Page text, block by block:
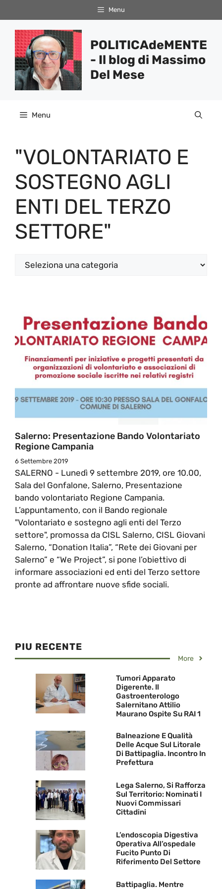
al
contenuto
Menu
POLITICAdeMENTE
- Il blog di Massimo
Del Mese
Menu
"VOLONTARIATO E
SOSTEGNO AGLI
ENTI DEL TERZO
SETTORE"
Categorie
Salerno: Presentazione Bando Volontariato
Regione Campania
6 Settembre 2019
SALERNO - Lunedì 9 settembre 2019, ore 10.00,
Sala del Gonfalone, Salerno, Presentazione
bando volontariato Regione Campania.
L’appuntamento, con il Bando regionale
"Volontariato e sostegno agli enti del Terzo
settore", promossa da CISL Salerno, CISL Giovani
Salerno, “Donation Italia”, “Rete dei Giovani per
Salerno” e “We Project”, si pone l’obiettivo di
informare associazioni ed enti del Terzo settore
pronte ad affrontare nuove sfide sociali.
PIU RECENTE
More
Tumori Apparato
Digerente. Il
Gastroenterologo
Salernitano Attilio
Maurano Ospite Su RAI 1
Balneazione E Qualità
Delle Acque Sul Litorale
Di Battipaglia. Incontro In
Prefettura
Lega Salerno, Si Rafforza
Sul Territorio: Nominati I
Nuovi Commissari
Cittadini
L’endoscopia Digestiva
Operativa All’ospedale
Fucito Punto Di
Riferimento Del Settore
Battipaglia. Mentre